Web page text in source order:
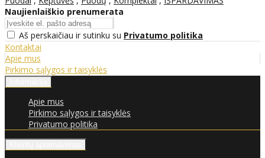
Naujienlaiškio prenumerata
Aš perskaičiau ir sutinku su Privatumo politika
Kontaktai
Apie mus
Pirkimo sąlygos ir taisyklės
Apie mus
Pirkimo sąlygos ir taisyklės
Privatumo politika